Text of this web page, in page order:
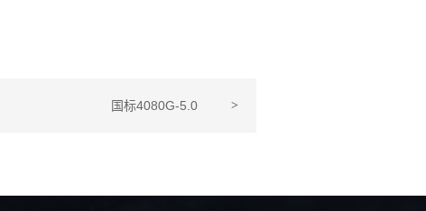
国标4080G-5.0 >